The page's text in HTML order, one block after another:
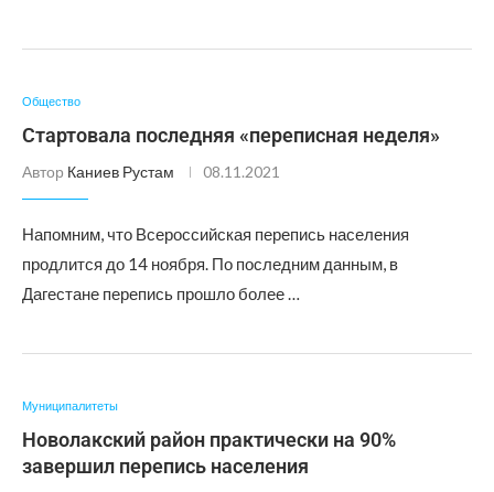
Общество
Стартовала последняя «переписная неделя»
Автор Каниев Рустам 08.11.2021
Напомним, что Всероссийская перепись населения
продлится до 14 ноября. По последним данным, в
Дагестане перепись прошло более …
Муниципалитеты
Новолакский район практически на 90%
завершил перепись населения